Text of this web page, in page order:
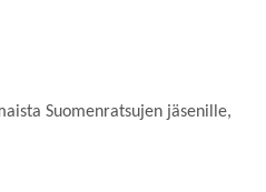
Suomenratsujen jäsenille,